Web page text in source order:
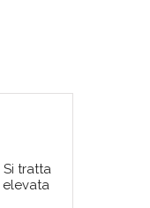
tratta
elevata